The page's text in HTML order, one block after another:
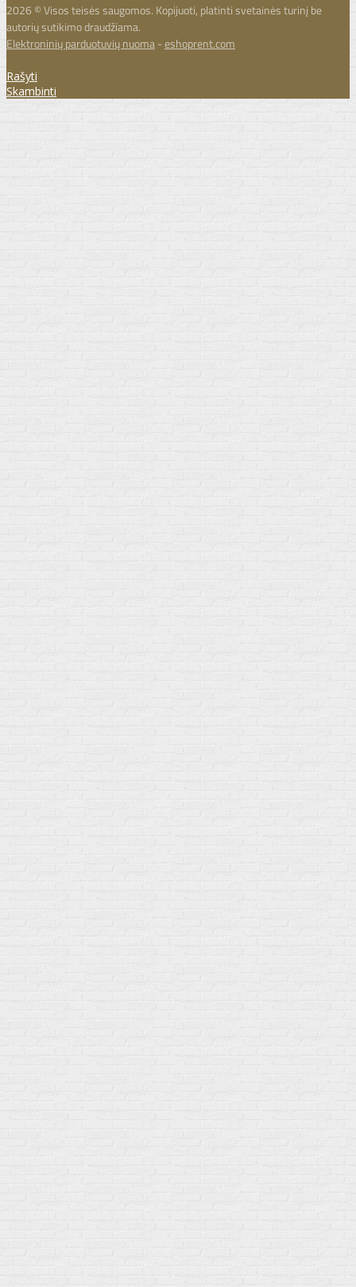
2026 © Visos teisės saugomos. Kopijuoti, platinti svetainės turinį be
autorių sutikimo draudžiama.
Elektroninių parduotuvių nuoma-eshoprent.com
Rašyti
Skambinti